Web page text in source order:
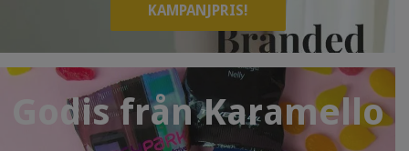
KAMPANJPRIS!
Godis från Karamello